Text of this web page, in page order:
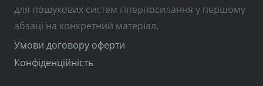
для пошукових систем гіперпосилання у першому
абзаці на конкретний матеріал.
Умови договору оферти
Конфіденційність